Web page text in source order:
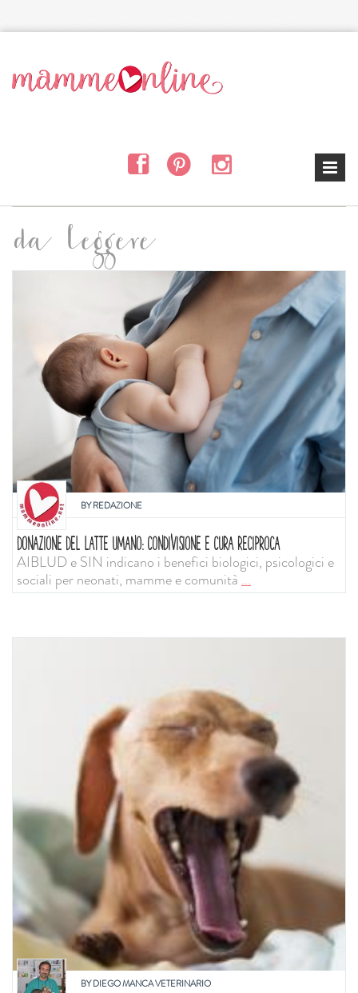
da leggere
BYREDAZIONE
DONAZIONE DEL LATTE UMANO: CONDIVISIONE E CURA RECIPROCA
AIBLUD e SIN indicano i benefici biologici, psicologici e
sociali per neonati, mamme e comunità...
BYDIEGO MANCA VETERINARIO